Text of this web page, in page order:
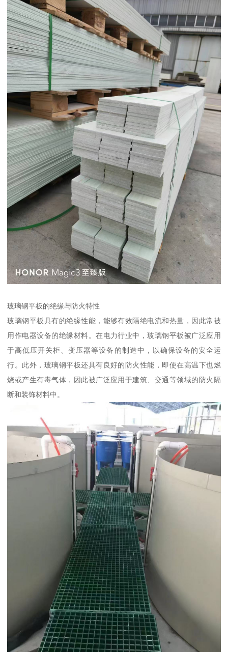
玻璃钢平板的绝缘与防火特性
玻璃钢平板具有的绝缘性能，能够有效隔绝电流和热量，因此常被
用作电器设备的绝缘材料。在电力行业中，玻璃钢平板被广泛应用
于高低压开关柜、变压器等设备的制造中，以确保设备的安全运
行。此外，玻璃钢平板还具有良好的防火性能，即使在高温下也燃
烧或产生有毒气体，因此被广泛应用于建筑、交通等领域的防火隔
断和装饰材料中。